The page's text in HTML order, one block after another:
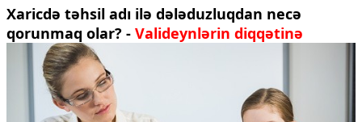
Xaricdə təhsil adı ilə dələduzluqdan necə
qorunmaq olar? - Valideynlərin diqqətinə